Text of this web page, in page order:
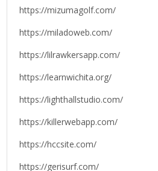
https://mizumagolf.com/
https://miladoweb.com/
https://lilrawkersapp.com/
https://learnwichita.org/
https://lighthallstudio.com/
https://killerwebapp.com/
https://hccsite.com/
https://gerisurf.com/